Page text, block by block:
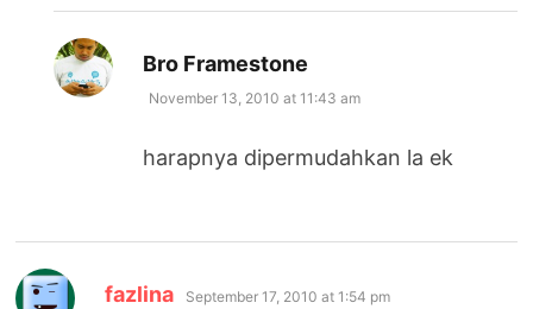
Bro Framestone
November 13, 2010 at 11:43 am
harapnya dipermudahkan la ek
fazlina says:
September 17, 2010 at 1:54 pm